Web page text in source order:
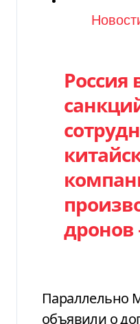
Категория
Россия
Параллельно
объявили о